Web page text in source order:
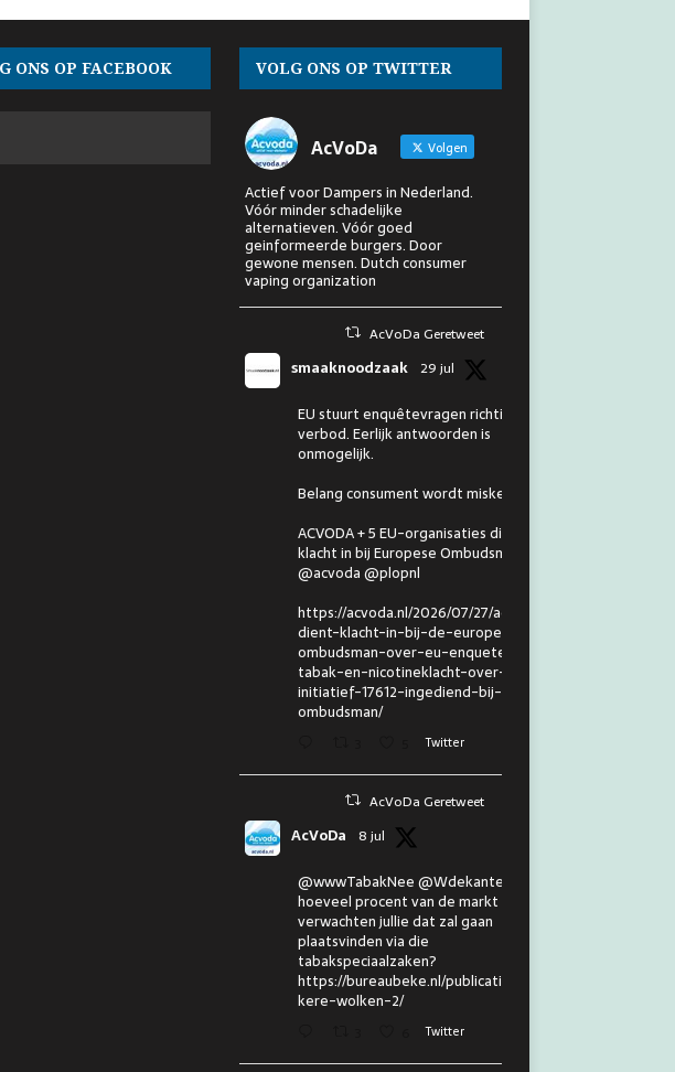
ONS OP FACEBOOK VOLG ONS OP TWITTER
AcVoDa Volgen
Actief voor Dampers in Nederland.
Vóór minder schadelijke
alternatieven. Vóór goed
geinformeerde burgers. Door
gewone mensen. Dutch consumer
vaping organization
AcVoDa Geretweet
smaaknoodzaak 29 jul
EU stuurt enquêtevragen richting
verbod. Eerlijk antwoorden is
onmogelijk.
Belang consument wordt miskend.
ACVODA + 5 EU-organisaties dienen
klacht in bij Europese Ombudsman.
@acvoda @plopnl
https://acvoda.nl/2026/07/27/acvoda-
dient-klacht-in-bij-de-europese-
ombudsman-over-eu-enquete-
tabak-en-nicotineklacht-over-eu-
initiatief-17612-ingediend-bij-de-
ombudsman/
Twitter
AcVoDa Geretweet
AcVoDa 8 jul
@wwwTabakNee @Wdekanter En
hoeveel procent van de markt
verwachten jullie dat zal gaan
plaatsvinden via die
tabakspeciaalzaken?
https://bureaubeke.nl/publicaties/don
kere-wolken-2/
Twitter